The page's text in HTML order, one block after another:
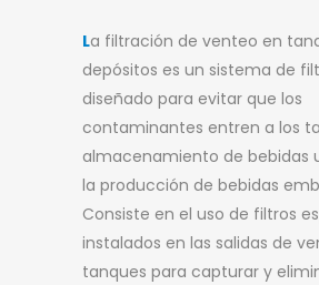
La filtración de venteo en
depósitos es un sistema de
diseñado para evitar que los
contaminantes entren a los
almacenamiento de bebidas
la producción de bebidas
Consiste en el uso de filtros
instalados en las salidas de
tanques para capturar y